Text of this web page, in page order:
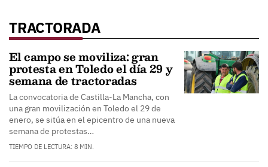
TRACTORADA
El campo se moviliza: gran
protesta en Toledo el día 29 y
semana de tractoradas
La convocatoria de Castilla-La Mancha, con
una gran movilización en Toledo el 29 de
enero, se sitúa en el epicentro de una nueva
semana de protestas…
TIEMPO DE LECTURA: 8 MIN.